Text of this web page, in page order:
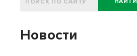
Новости